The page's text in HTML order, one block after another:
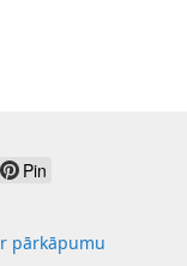
Pin
pārkāpumu